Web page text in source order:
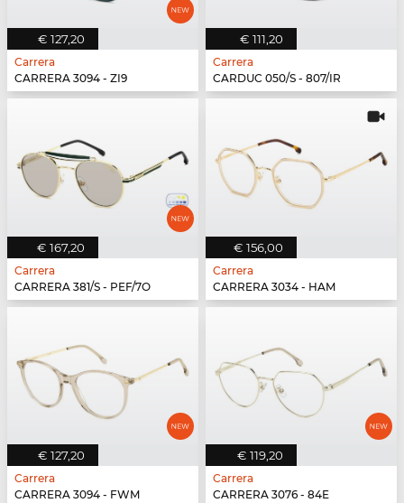
€ 127,20
Carrera
CARRERA 3094 - ZI9
€ 111,20
Carrera
CARDUC 050/S - 807/IR
€ 167,20
Carrera
CARRERA 381/S - PEF/7O
€ 156,00
Carrera
CARRERA 3034 - HAM
€ 127,20
Carrera
CARRERA 3094 - FWM
€ 119,20
Carrera
CARRERA 3076 - 84E